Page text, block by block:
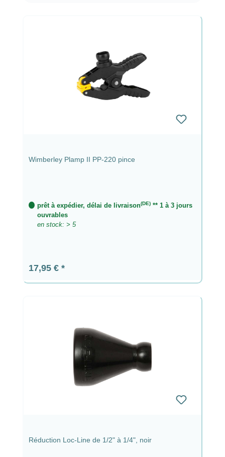
Wimberley Plamp II PP-220 pince
prêt à expédier, délai de livraison(DE)** 1 à 3 jours
ouvrables
en stock: > 5
Prix régulier :
17,95 €
Réduction Loc-Line de 1/2" à 1/4", noir